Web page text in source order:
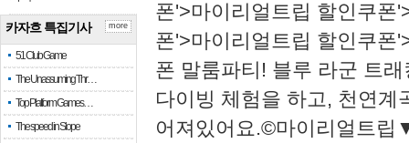
카자흐 특집기사
51 Club Game
The Unassuming Thr…
Top Platform Games…
The speed in Slope
more
폰'>마이리얼트립 할인쿠폰
폰'>마이리얼트립 할인쿠폰
폰 말룸파티! ​블루 라군 트
다이빙 체험을 하고, 천연계
어져있어요.​​​©마이리얼트